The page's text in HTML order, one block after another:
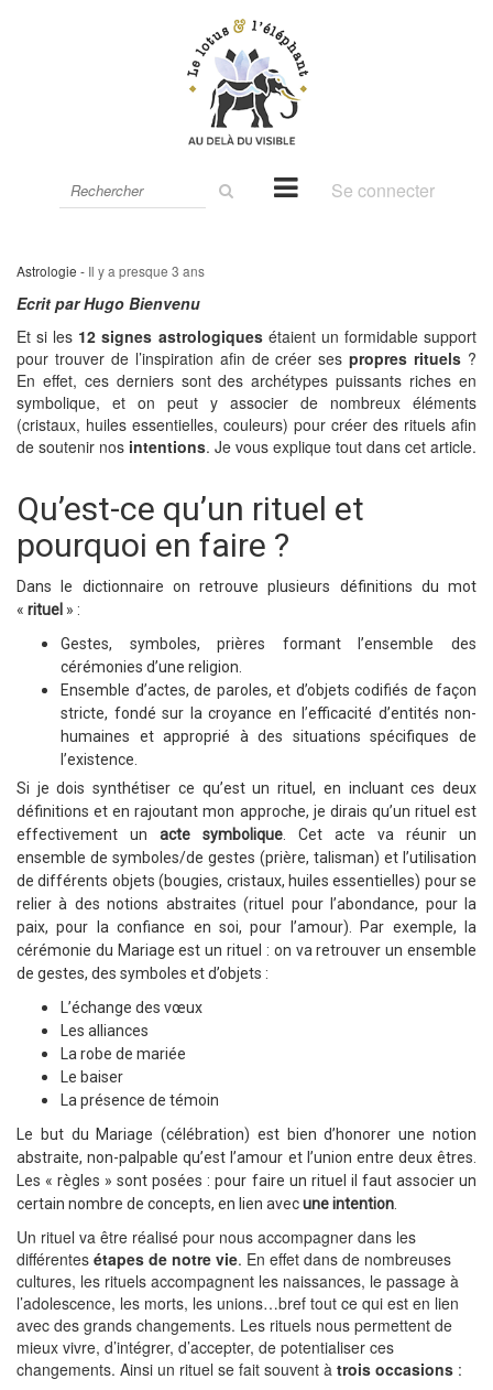
le
Se connecter
Astrologie - Il y a presque 3 ans
Ecrit par Hugo Bienvenu
Et si les 12 signes astrologiquesétaient un formidable support
pour trouver de l’inspiration afin de créer sespropres rituels ?
En effet, ces derniers sont des archétypes puissants riches en
symbolique, et on peut y associer de nombreux éléments
(cristaux, huiles essentielles, couleurs) pour créer des rituels afin
de soutenir nos intentions. Je vous explique tout dans cet article.
Qu’est-ce qu’un rituel et
pourquoi en faire ?
Dans le dictionnaire on retrouve plusieurs définitions du mot
« rituel » :
Gestes, symboles, prières formant l’ensemble des
cérémonies d’une religion.
Ensemble d’actes, de paroles, et d’objets codifiés de façon
stricte, fondé sur la croyance en l’efficacité d’entités non-
humaines et approprié à des situations spécifiques de
l’existence.
Si je dois synthétiser ce qu’est un rituel, en incluant ces deux
définitions et en rajoutant mon approche, je dirais qu’un rituel est
effectivement un acte symbolique . Cet acte va réunir un
ensemble de symboles/de gestes (prière, talisman) et l’utilisation
de différents objets (bougies, cristaux, huiles essentielles) pour se
relier à des notions abstraites (rituel pour l’abondance, pour la
paix, pour la confiance en soi, pour l’amour). Par exemple, la
cérémonie du Mariage est un rituel : on va retrouver un ensemble
de gestes, des symboles et d’objets :
L’échange des vœux
Les alliances
La robe de mariée
Le baiser
La présence de témoin
Le but du Mariage (célébration) est bien d’honorer une notion
abstraite, non-palpable qu’est l’amour et l’union entre deux êtres.
Les « règles » sont posées : pour faire un rituel il faut associer un
certain nombre de concepts, en lien avecune intention
Un rituel va être réalisé pour nous accompagner dans les
différentes étapes de notre vie. En effet dans de nombreuses
cultures, les rituels accompagnent les naissances, le passage à
l’adolescence, les morts, les unions…bref tout ce qui est en lien
avec des grands changements. Les rituels nous permettent de
mieux vivre, d’intégrer, d’accepter, de potentialiser ces
changements. Ainsi un rituel se fait souvent à trois occasions :